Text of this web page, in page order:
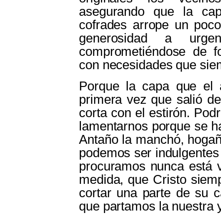
asegurando que la
cofrades arrope un
generosidad a
comprometiéndose de
con necesidades que
Porque la capa que el
primera vez que salió
corta con el estirón.
lamentarnos porque se
Antaño la manchó,
podemos ser
procuramos nunca está
medida, que Cristo
cortar una parte de su
que partamos la nuestra